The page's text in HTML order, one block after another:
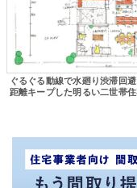
ぐるぐる動線で水廻り渋滞回
距離キープした明るい二世帯